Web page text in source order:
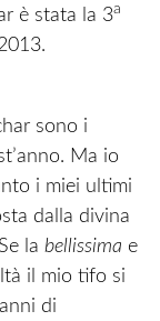
è stata la 3a
sono i
Ma io
i miei ultimi
dalla divina
la bellissima e
il mio tifo si
di